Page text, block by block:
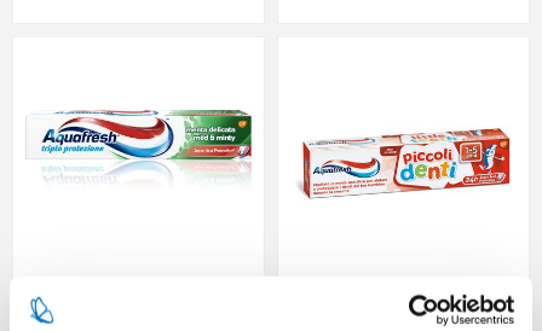
AQUAFRESH DENT.ANTITART.75
AQUAFRESH DENTIFRICIO